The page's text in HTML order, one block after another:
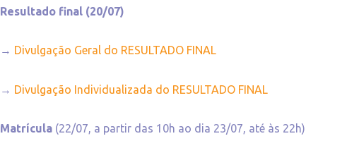
Resultado final (20/07)
→ Divulgação Geral do RESULTADO FINAL
→ Divulgação Individualizada do RESULTADO FINAL
Matrícula (22/07, a partir das 10h ao dia 23/07, até às 22h)